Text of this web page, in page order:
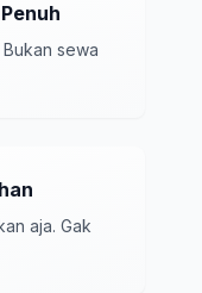
sewa
aja. Gak